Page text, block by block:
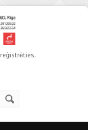
reģistrēties.